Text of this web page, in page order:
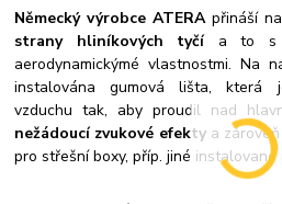
Německý výrobce ATERApřináší
strany hliníkových tyčí a to s
aerodynamickýmé vlastnostmi. Na
instalována gumová lišta, která
vzduchu tak, aby proudil nad
nežádoucí zvukové efektya zároveň
pro střešní boxy, příp. jiné instalované